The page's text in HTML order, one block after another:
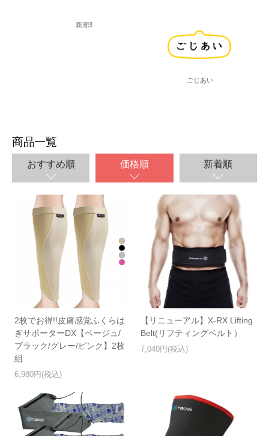
新潮3
ごじあい
商品一覧
おすすめ順 価格順 新着順
2枚でお得!!皮膚感覚ふくらは
ぎサポーターDX【ベージュ/
ブラック/グレー/ピンク】2枚
組
6,980円(税込)
【リニューアル】X-RX Lifting
Belt(リフティングベルト）
7,040円(税込)